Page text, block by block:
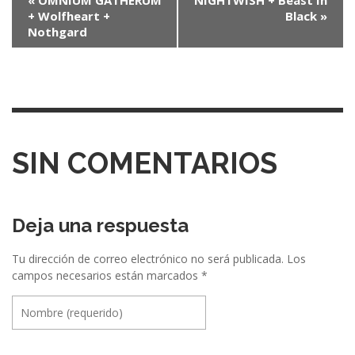
v
c
i
n
e
n
r
+ Wolfheart +
Nothgard
Black »
SIN COMENTARIOS
Deja una respuesta
Tu dirección de correo electrónico no será publicada. Los
campos necesarios están marcados *